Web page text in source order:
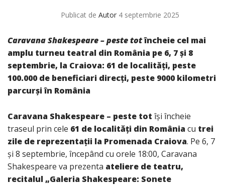
Publicat de Autor 4 septembrie 2025
Caravana Shakespeare – peste totîncheie cel mai
amplu turneu teatral din România pe 6, 7 și 8
septembrie, la Craiova: 61 de localități, peste
100.000 de beneficiari direcți, peste 9000 kilometri
parcurși în România
Caravana Shakespeare – peste tot își încheie
traseul prin cele 61 de localități din Româniacu trei
zile de reprezentații la Promenada Craiova. Pe 6, 7
și 8 septembrie, începând cu orele 18:00, Caravana
Shakespeare va prezenta ateliere de teatru,
recitalul „Galeria Shakespeare: Sonete